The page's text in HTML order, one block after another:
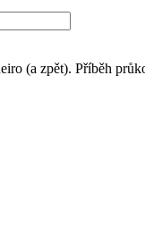
(a zpět). Příběh